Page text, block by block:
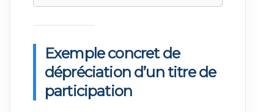
Exemple concret de
dépréciation d’un titre de
participation